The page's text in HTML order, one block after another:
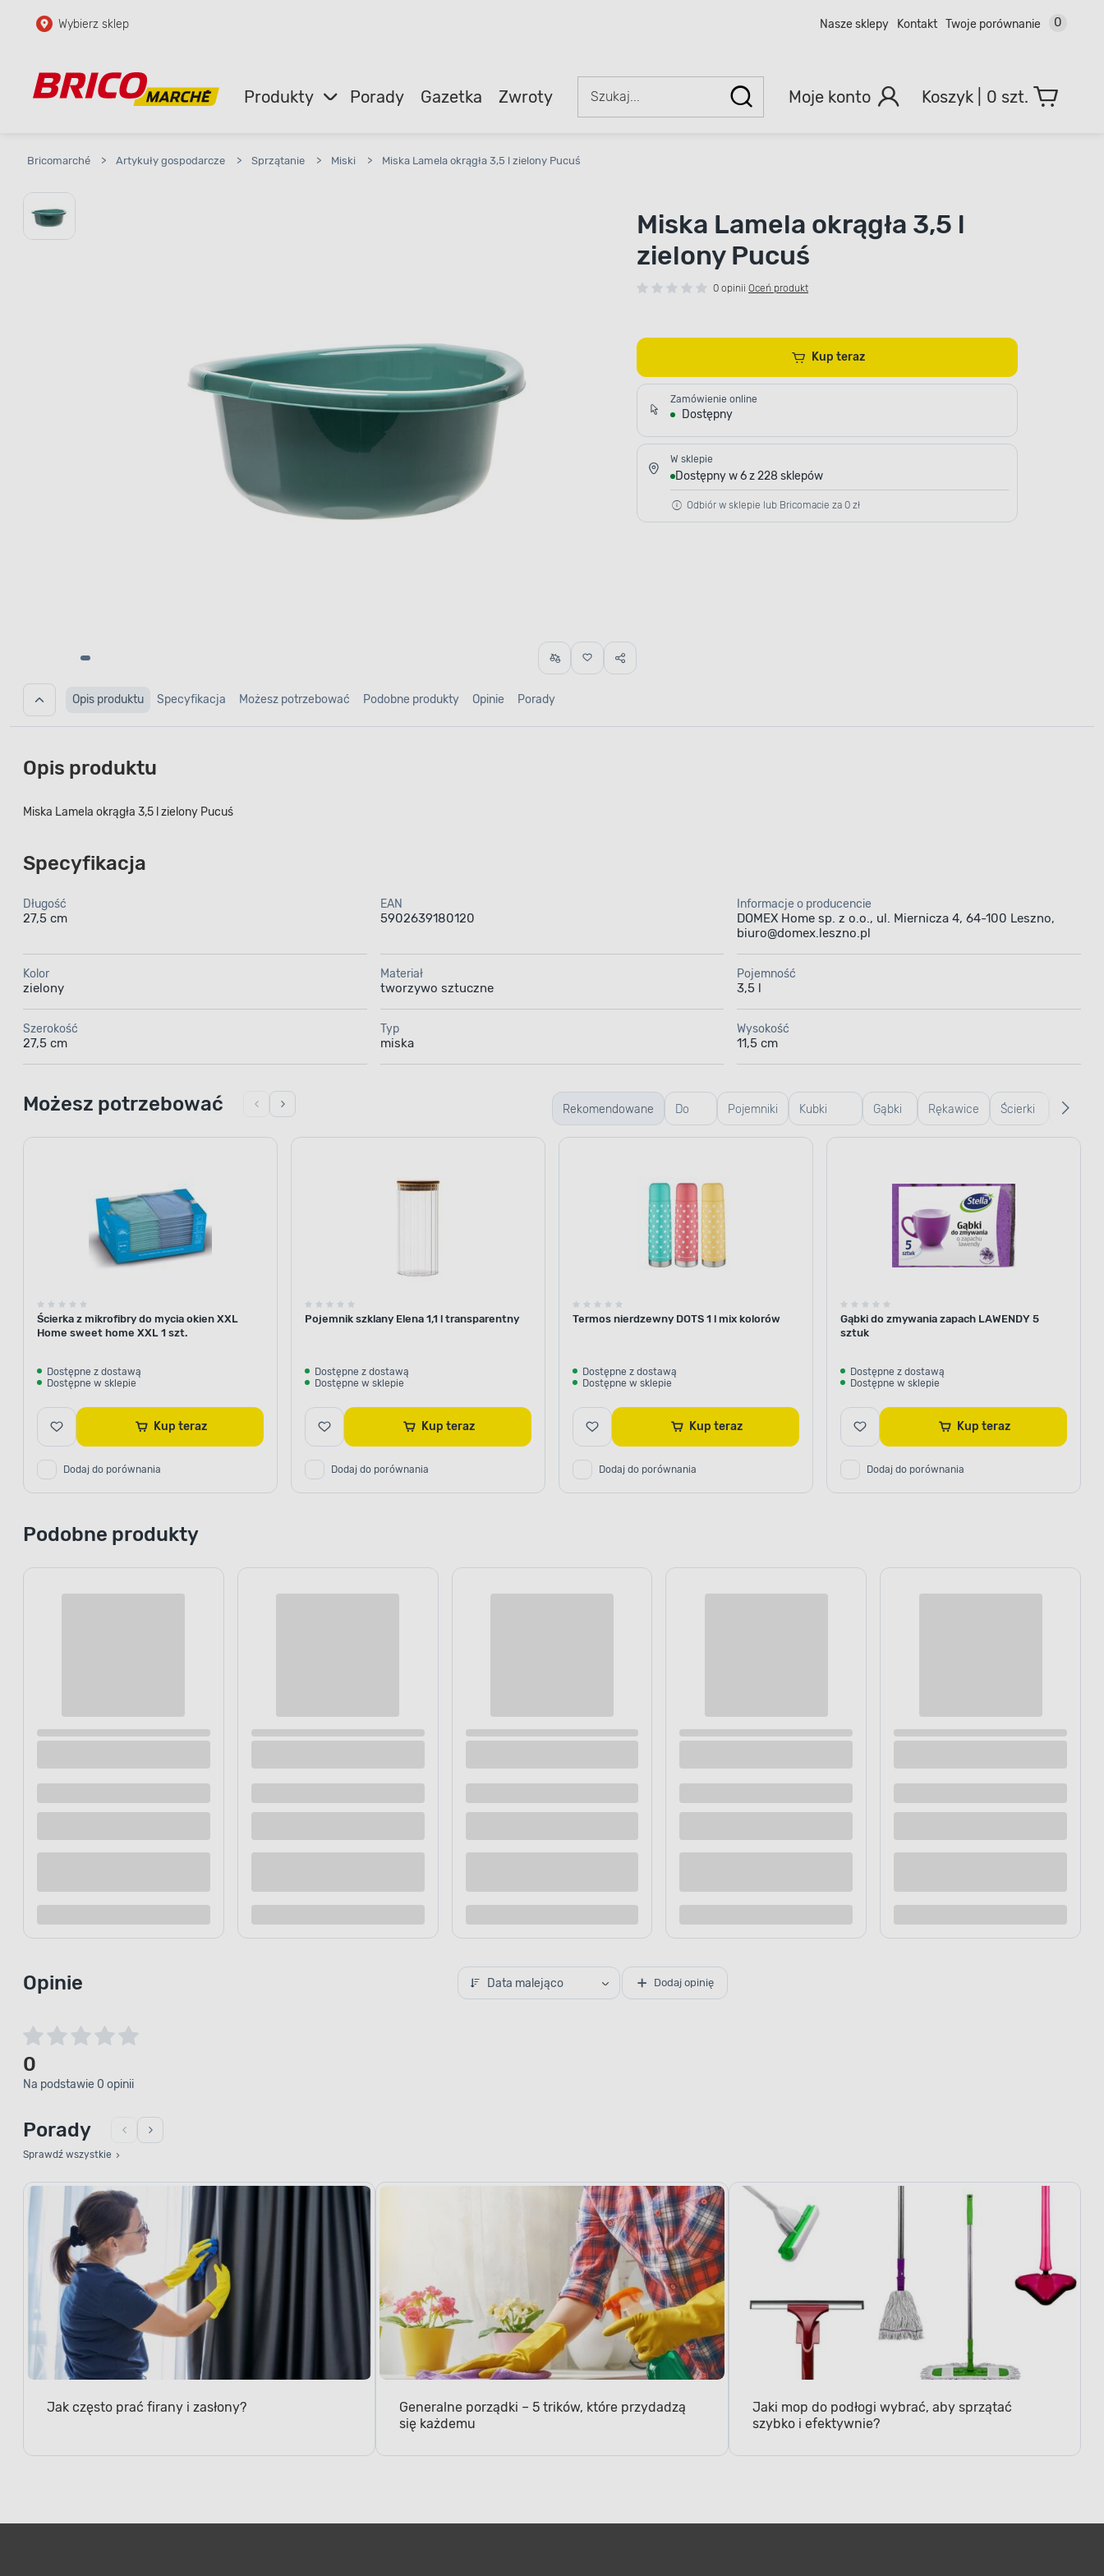
Przejdź do głównej zawartości
Przejdź do wyszukiwarki
Wybierz sklep Nasze sklepy Kontakt Twoje porównanie 0
Produkty Porady Gazetka Zwroty Moje konto 0 szt.
Bricomarché > Artykuły gospodarcze > Sprzątanie > Miski > Miska Lamela okrągła 3,5 l zielony Pucuś
Miska Lamela okrągła 3,5 l
zielony Pucuś
0 opinii Oceń produkt
Kup teraz
Zamówienie online
Dostępny
W sklepie
Dostępny w 6 z 228 sklepów
Odbiór w sklepie lub Bricomacie za 0 zł
Opis produktu Specyfikacja Możesz potrzebować Podobne produkty Opinie Porady
Opis produktu
Miska Lamela okrągła 3,5 l zielony Pucuś
Specyfikacja
Długość
27,5 cm
EAN
5902639180120
Informacje o producencie
DOMEX Home sp. z o.o., ul. Miernicza 4, 64-100 Leszno,
biuro@domex.leszno.pl
Kolor
zielony
Materiał
tworzywo sztuczne
Pojemność
3,5 l
Szerokość
27,5 cm
Typ
miska
Wysokość
11,5 cm
Rekomendowane Do Pojemniki Kubki
termiczne
Gąbki Rękawice Ścierki
Możesz potrzebować
Ścierka z mikrofibry do mycia okien XXL
Home sweet home XXL 1 szt.
Dostępne z dostawą
Dostępne w sklepie
Kup teraz
Dodaj do porównania
Pojemnik szklany Elena 1,1 l transparentny
Dostępne z dostawą
Dostępne w sklepie
Kup teraz
Dodaj do porównania
Termos nierdzewny DOTS 1 l mix kolorów
Dostępne z dostawą
Dostępne w sklepie
Kup teraz
Dodaj do porównania
Gąbki do zmywania zapach LAWENDY 5
sztuk
Dostępne z dostawą
Dostępne w sklepie
Kup teraz
Dodaj do porównania
Podobne produkty
Opinie Data malejąco Dodaj opinię
0
Na podstawie 0 opinii
Porady
Sprawdź wszystkie
Jak często prać firany i zasłony?
Generalne porządki – 5 trików, które przydadzą
się każdemu
Jaki mop do podłogi wybrać, aby sprzątać
szybko i efektywnie?